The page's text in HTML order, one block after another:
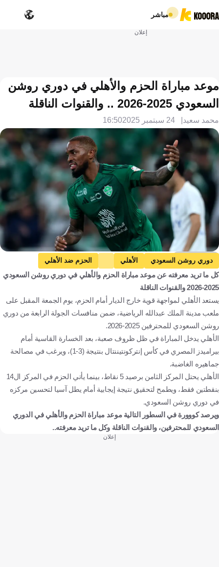
مباشر
إعلان
موعد مباراة الحزم والأهلي في دوري روشن
السعودي 2025-2026 .. والقنوات الناقلة
محمد سعيد 24 سبتمبر 2025 16:50
Getty Images
دوري روشن السعودي الأهلي
الحزم ضد الأهلي
الحزم
المملكة العربية السعودية كرة قدم
كل ما تريد معرفته عن موعد مباراة الحزم والأهلي في دوري روشن السعودي
2025-2026 والقنوات الناقلة
يستعد الأهلي لمواجهة قوية خارج الديار أمام الحزم، يوم الجمعة المقبل على
ملعب مدينة الملك عبدالله الرياضية، ضمن منافسات الجولة الرابعة من دوري
روشن السعودي للمحترفين 2025-2026.
الأهلي يدخل المباراة في ظل ظروف صعبة، بعد الخسارة القاسية أمام
بيراميدز المصري في كأس إنتركونتيننتال بنتيجة (3-1)، ويرغب في مصالحة
جماهيره الغاضبة.
الأهلي يحتل المركز الثامن برصيد 5 نقاط، بينما يأتي الحزم في المركز ال14
بنقطتين فقط، ويطمح لتحقيق نتيجة إيجابية أمام يطل آسيا لتحسين مركزه
في دوري روشن السعودي.
ويرصد كووورة في السطور التالية موعد مباراة الحزم والأهلي في الدوري
السعودي للمحترفين، والقنوات الناقلة وكل ما تريد معرفته..
إعلان